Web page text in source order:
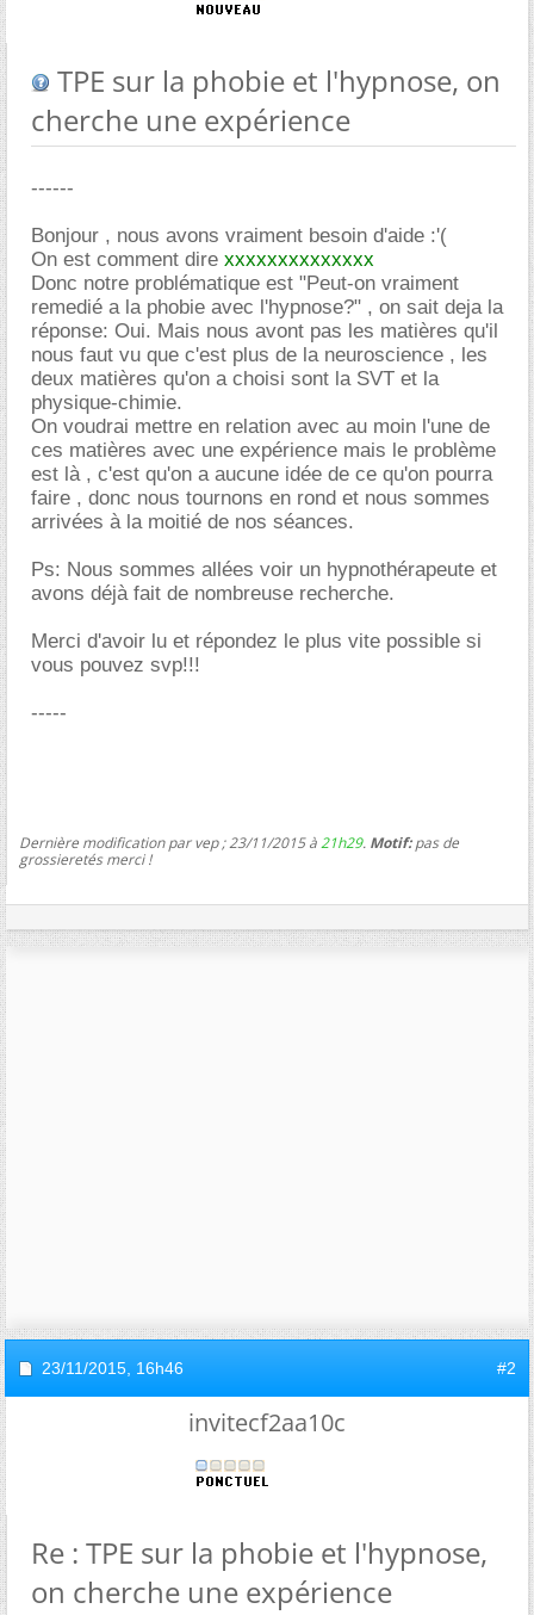
TPE sur la phobie et l'hypnose, on
cherche une expérience
------
Bonjour , nous avons vraiment besoin d'aide :'(
On est comment dire xxxxxxxxxxxxxx
Donc notre problématique est "Peut-on vraiment
remedié a la phobie avec l'hypnose?" , on sait deja la
réponse: Oui. Mais nous avont pas les matières qu'il
nous faut vu que c'est plus de la neuroscience , les
deux matières qu'on a choisi sont la SVT et la
physique-chimie.
On voudrai mettre en relation avec au moin l'une de
ces matières avec une expérience mais le problème
est là , c'est qu'on a aucune idée de ce qu'on pourra
faire , donc nous tournons en rond et nous sommes
arrivées à la moitié de nos séances.
Ps: Nous sommes allées voir un hypnothérapeute et
avons déjà fait de nombreuse recherche.
Merci d'avoir lu et répondez le plus vite possible si
vous pouvez svp!!!
-----
Dernière modification par vep ; 23/11/2015 à21h29. Motif:pas de
grossieretés merci !
23/11/2015, 16h46 #2
invitecf2aa10c
Re : TPE sur la phobie et l'hypnose,
on cherche une expérience